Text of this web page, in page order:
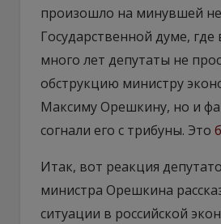
произошло на минувшей
Государственной думе, где
много лет депутаты не
обструкцию министру
Максиму Орешкину, но и
согнали его с трибуны. Это
Итак, вот реакция
министра Орешкина
ситуации в российской